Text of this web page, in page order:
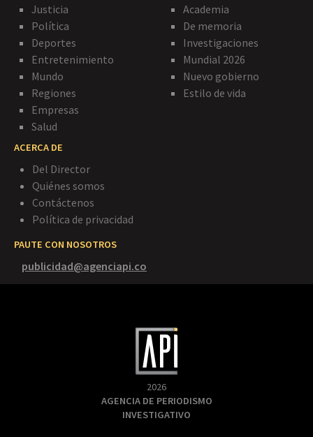
Justicia
Política
Deportes
Entretenimiento
Mundo
Regiones
Empresas
Salud
Academia
De memoria
Investigaciones
Mundial 2026
Nuevo gobierno
Estilo de vida
ACERCA DE
Del Director
Quiénes somos
Contáctenos
Política de privacidad
PAUTE CON NOSOTROS
publicidad@agenciapi.co
2026
AGENCIA DE PERIODISMO
INVESTIGATIVO